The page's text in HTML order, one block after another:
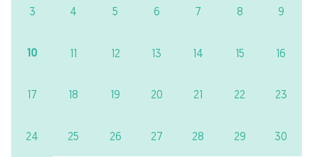
3 4 5 6 7 8 9
10 11 12 13 14 15 16
17 18 19 20 21 22 23
24 25 26 27 28 29 30